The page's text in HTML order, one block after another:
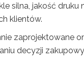
silna, jakość
klientów.
zaprojektowane
decyzji